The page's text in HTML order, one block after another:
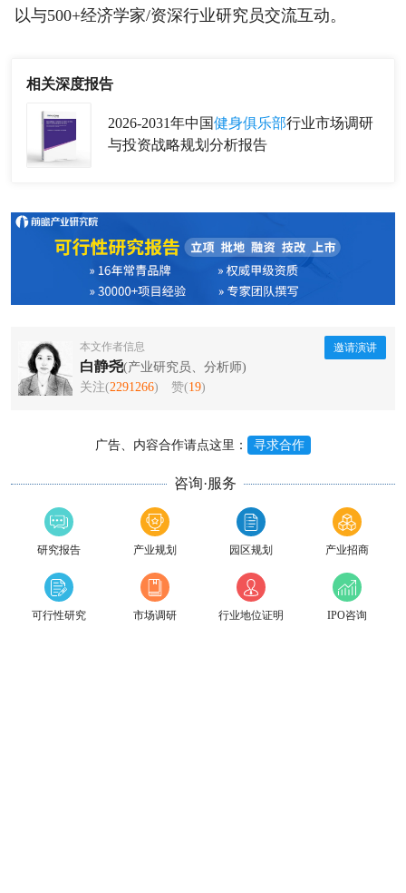
以与500+经济学家/资深行业研究员交流互动。
相关深度报告
2026-2031年中国健身俱乐部行业市场调研
与投资战略规划分析报告
本文作者信息
白静尧(产业研究员、分析师)
关注(2291266) 赞(19)
邀请演讲
广告、内容合作请点这里： 寻求合作
咨询·服务
研究报告 产业规划 园区规划 产业招商
可行性研究 市场调研 行业地位证明 IPO咨询